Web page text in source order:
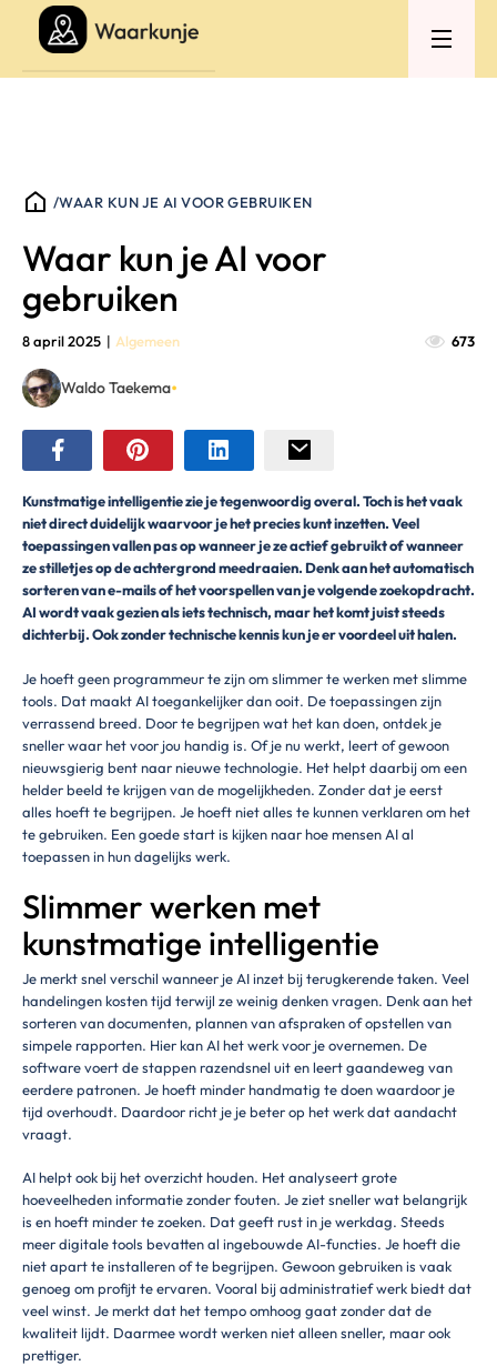
/WAAR KUN JE AI VOOR GEBRUIKEN
Waar kun je AI voor
gebruiken
8 april 2025 | Algemeen 673
Waldo Taekema•
Kunstmatige intelligentie zie je tegenwoordig overal. Toch is het vaak
niet direct duidelijk waarvoor je het precies kunt inzetten. Veel
toepassingen vallen pas op wanneer je ze actief gebruikt of wanneer
ze stilletjes op de achtergrond meedraaien. Denk aan het automatisch
sorteren van e-mails of het voorspellen van je volgende zoekopdracht.
AI wordt vaak gezien als iets technisch, maar het komt juist steeds
dichterbij. Ook zonder technische kennis kun je er voordeel uit halen.
Je hoeft geen programmeur te zijn om slimmer te werken met slimme
tools. Dat maakt AI toegankelijker dan ooit. De toepassingen zijn
verrassend breed. Door te begrijpen wat het kan doen, ontdek je
sneller waar het voor jou handig is. Of je nu werkt, leert of gewoon
nieuwsgierig bent naar nieuwe technologie. Het helpt daarbij om een
helder beeld te krijgen van de mogelijkheden. Zonder dat je eerst
alles hoeft te begrijpen. Je hoeft niet alles te kunnen verklaren om het
te gebruiken. Een goede start is kijken naar hoe mensen AI al
toepassen in hun dagelijks werk.
Slimmer werken met
kunstmatige intelligentie
Je merkt snel verschil wanneer je AI inzet bij terugkerende taken. Veel
handelingen kosten tijd terwijl ze weinig denken vragen. Denk aan het
sorteren van documenten, plannen van afspraken of opstellen van
simpele rapporten. Hier kan AI het werk voor je overnemen. De
software voert de stappen razendsnel uit en leert gaandeweg van
eerdere patronen. Je hoeft minder handmatig te doen waardoor je
tijd overhoudt. Daardoor richt je je beter op het werk dat aandacht
vraagt.
AI helpt ook bij het overzicht houden. Het analyseert grote
hoeveelheden informatie zonder fouten. Je ziet sneller wat belangrijk
is en hoeft minder te zoeken. Dat geeft rust in je werkdag. Steeds
meer digitale tools bevatten al ingebouwde AI-functies. Je hoeft die
niet apart te installeren of te begrijpen. Gewoon gebruiken is vaak
genoeg om profijt te ervaren. Vooral bij administratief werk biedt dat
veel winst. Je merkt dat het tempo omhoog gaat zonder dat de
kwaliteit lijdt. Daarmee wordt werken niet alleen sneller, maar ook
prettiger.